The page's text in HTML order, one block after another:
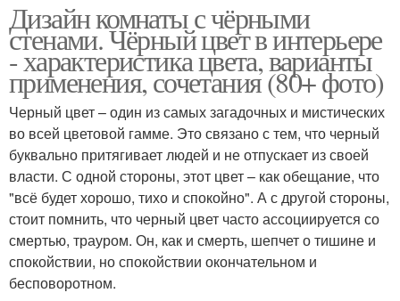
Дизайн комнаты с чёрными
стенами. Чёрный цвет в интерьере
- характеристика цвета, варианты
применения, сочетания (80+ фото)
Черный цвет – один из самых загадочных и мистических
во всей цветовой гамме. Это связано с тем, что черный
буквально притягивает людей и не отпускает из своей
власти. С одной стороны, этот цвет – как обещание, что
"всё будет хорошо, тихо и спокойно". А с другой стороны,
стоит помнить, что черный цвет часто ассоциируется со
смертью, трауром. Он, как и смерть, шепчет о тишине и
спокойствии, но спокойствии окончательном и
бесповоротном.